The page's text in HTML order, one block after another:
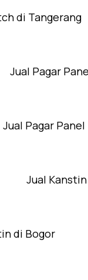
di Tangerang
Jual Pagar
Jual Pagar
Jual Kanstin
di Bogor